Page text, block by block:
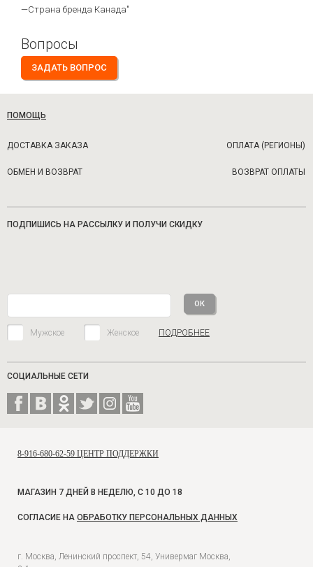
—Страна бренда Канада"
Вопросы
ЗАДАТЬ ВОПРОС
ПОМОЩЬ
ДОСТАВКА ЗАКАЗА ОПЛАТА (РЕГИОНЫ)
ОБМЕН И ВОЗВРАТ ВОЗВРАТ ОПЛАТЫ
ПОДПИШИСЬ НА РАССЫЛКУ И ПОЛУЧИ СКИДКУ
Мужское Женское ПОДРОБНЕЕ
СОЦИАЛЬНЫЕ СЕТИ
8-916-680-62-59 ЦЕНТР ПОДДЕРЖКИ
МАГАЗИН 7 ДНЕЙ В НЕДЕЛЮ, С 10 ДО 18
СОГЛАСИЕ НА ОБРАБОТКУ ПЕРСОНАЛЬНЫХ ДАННЫХ
г. Москва, Ленинский проспект, 54, Универмаг Москва,